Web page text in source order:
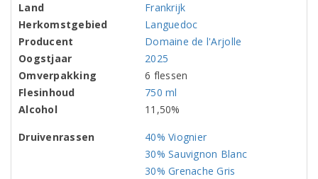
Land
Frankrijk
Herkomstgebied
Languedoc
Producent
Domaine de l'Arjolle
Oogstjaar
2025
Omverpakking
6 flessen
Flesinhoud
750 ml
Alcohol
11,50%
Druivenrassen
40% Viognier
30% Sauvignon Blanc
30% Grenache Gris